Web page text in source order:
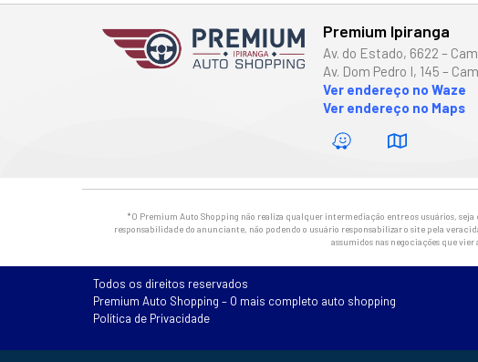
Premium Ipiranga
Av. do Estado, 6622 –
Av. Dom Pedro I, 145 –
Ver endereço no Waze
Ver endereço no Maps
*O Premium Auto Shopping não realiza qualquer intermediação entre os usuários,
responsabilidade do anunciante, não podendo o usuário responsabilizar o site pela
assumidos nas negociações que
Todos os direitos reservados
Premium Auto Shopping – O mais completo auto shopping
Política de Privacidade